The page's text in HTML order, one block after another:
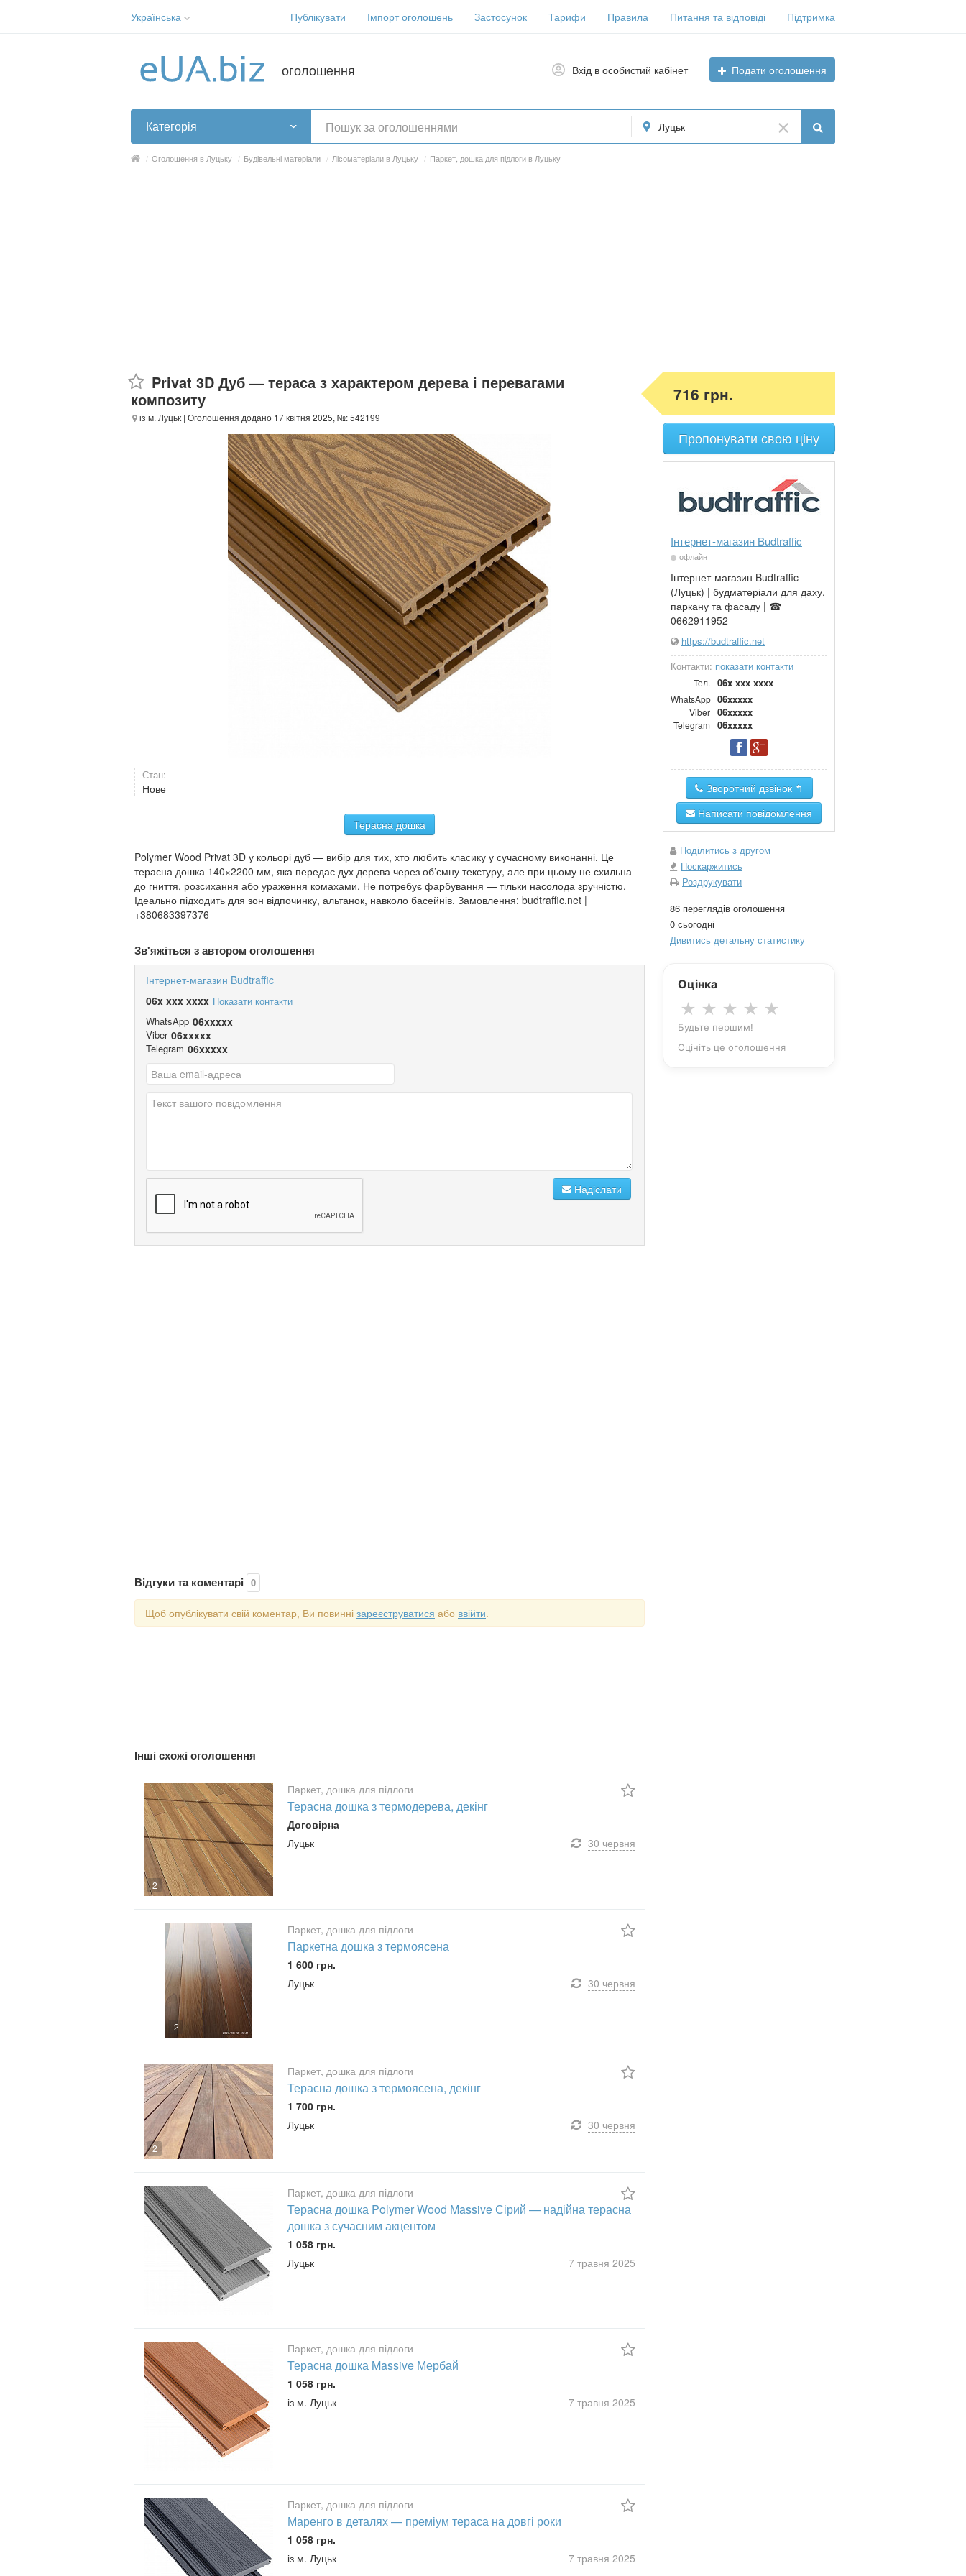
Українська
Українська
Публікувати Імпорт оголошень Застосунок Тарифи Правила Питання та відповіді Підтримка
оголошення Вхід в особистий кабінет Подати оголошення
Категорія Луцьк
/ Оголошення в Луцьку / Будівельні матеріали / Лісоматеріали в Луцьку / Паркет, дошка для підлоги в Луцьку
Privat 3D Дуб — тераса з характером дерева і перевагами
композиту
із м. Луцьк | Оголошення додано 17 квітня 2025, №: 542199
Стан:
Нове
Терасна дошка
Polymer Wood Privat 3D у кольорі дуб — вибір для тих, хто любить класику у сучасному виконанні. Це
терасна дошка 140×2200 мм, яка передає дух дерева через об’ємну текстуру, але при цьому не схильна
до гниття, розсихання або ураження комахами. Не потребує фарбування — тільки насолода зручністю.
Ідеально підходить для зон відпочинку, альтанок, навколо басейнів. Замовлення: budtraffic.net |
+380683397376
Зв'яжіться з автором оголошення
Інтернет-магазин Budtraffic
06x xxx xxxx Показати контакти
WhatsApp 06xxxxx
Viber 06xxxxx
Telegram 06xxxxx
Надіслати
Відгуки та коментарі 0
Щоб опублікувати свій коментар, Ви повинні зареєструватися або ввійти.
Інші схожі оголошення
2
Паркет, дошка для підлоги
Терасна дошка з термодерева, декінг
Договірна
Луцьк
30 червня
2
Паркет, дошка для підлоги
Паркетна дошка з термоясена
1 600 грн.
Луцьк
30 червня
2
Паркет, дошка для підлоги
Терасна дошка з термоясена, декінг
1 700 грн.
Луцьк
30 червня
Паркет, дошка для підлоги
Терасна дошка Polymer Wood Massive Сірий — надійна терасна
дошка з сучасним акцентом
1 058 грн.
Луцьк
7 травня 2025
Паркет, дошка для підлоги
Терасна дошка Massive Мербай
1 058 грн.
із м. Луцьк
7 травня 2025
Паркет, дошка для підлоги
Маренго в деталях — преміум тераса на довгі роки
1 058 грн.
із м. Луцьк
7 травня 2025
716 грн.
Пропонувати свою ціну
Інтернет-магазин Budtraffic
офлайн
Інтернет-магазин Budtraffic
(Луцьк) | будматеріали для даху,
паркану та фасаду | ☎
0662911952
https://budtraffic.net
Контакти: показати контакти
Тел. 06x xxx xxxx
WhatsApp 06xxxxx
Viber 06xxxxx
Telegram 06xxxxx
Зворотний дзвінок ↰
Написати повідомлення
Поділитись з другом
Поскаржитись
Роздрукувати
86 переглядів оголошення
0 сьогодні
Дивитись детальну статистику
Оцінка
★ ★ ★ ★ ★
Будьте першим!
Оцініть це оголошення